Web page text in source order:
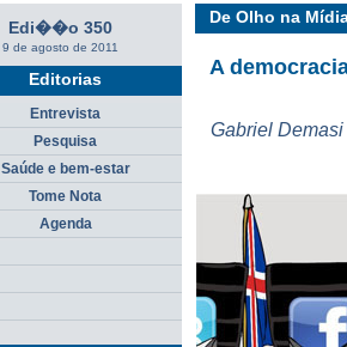
De Olho na
A
Gabriel Demasi
Edi��o 350
9 de agosto de 2011
Editorias
Entrevista
Pesquisa
Saúde e bem-estar
Tome Nota
Agenda